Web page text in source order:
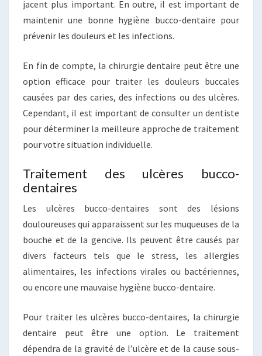
jacent plus important. En outre, il est important de
maintenir une bonne hygiène bucco-dentaire pour
prévenir les douleurs et les infections.
En fin de compte, la chirurgie dentaire peut être une
option efficace pour traiter les douleurs buccales
causées par des caries, des infections ou des ulcères.
Cependant, il est important de consulter un dentiste
pour déterminer la meilleure approche de traitement
pour votre situation individuelle.
Traitement des ulcères bucco-
dentaires
Les ulcères bucco-dentaires sont des lésions
douloureuses qui apparaissent sur les muqueuses de la
bouche et de la gencive. Ils peuvent être causés par
divers facteurs tels que le stress, les allergies
alimentaires, les infections virales ou bactériennes,
ou encore une mauvaise hygiène bucco-dentaire.
Pour traiter les ulcères bucco-dentaires, la chirurgie
dentaire peut être une option. Le traitement
dépendra de la gravité de l’ulcère et de la cause sous-